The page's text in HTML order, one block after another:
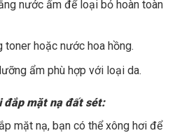
nước ấm để loại bỏ hoàn toàn
toner hoặc nước hoa hồng.
ẩm phù hợp với loại da.
đắp mặt nạ đất sét:
mặt nạ, bạn có thể xông hơi để